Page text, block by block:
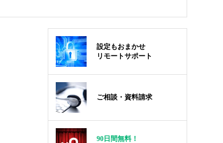
設定もおまかせ
リモートサポート
ご相談・資料請求
90日間無料！